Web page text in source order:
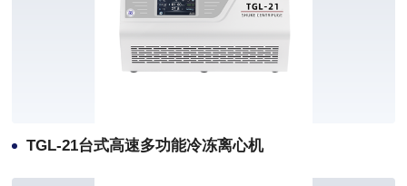
TGL-21台式高速多功能冷冻离心机